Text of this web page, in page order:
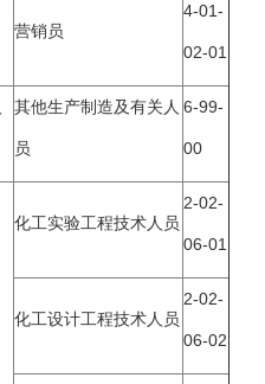
营销员
4-01-
02-01
其他生产制造及有关人
员
6-99-
00
化工实验工程技术人员
2-02-
06-01
化工设计工程技术人员
2-02-
06-02